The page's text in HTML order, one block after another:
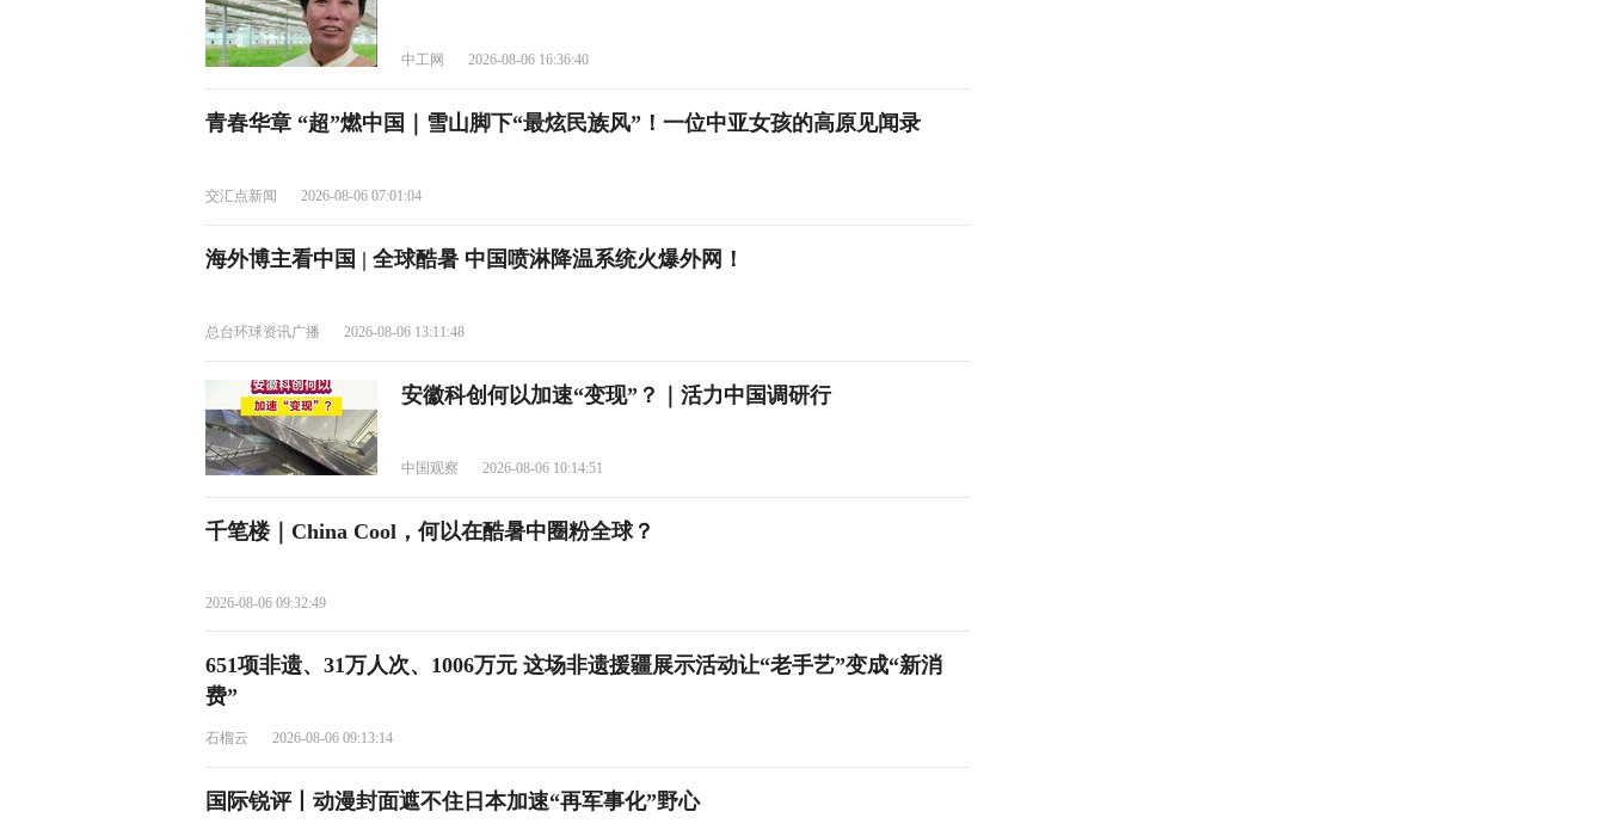
中工网 2026-08-06 16:36:40
青春华章 “超”燃中国｜雪山脚下“最炫民族风”！一位中亚女孩的高原见闻录
交汇点新闻 2026-08-06 07:01:04
海外博主看中国 | 全球酷暑 中国喷淋降温系统火爆外网！
总台环球资讯广播 2026-08-06 13:11:48
安徽科创何以加速“变现”？｜活力中国调研行
中国观察 2026-08-06 10:14:51
千笔楼｜China Cool，何以在酷暑中圈粉全球？
2026-08-06 09:32:49
651项非遗、31万人次、1006万元 这场非遗援疆展示活动让“老手艺”变成“新消
费”
石榴云 2026-08-06 09:13:14
国际锐评丨动漫封面遮不住日本加速“再军事化”野心